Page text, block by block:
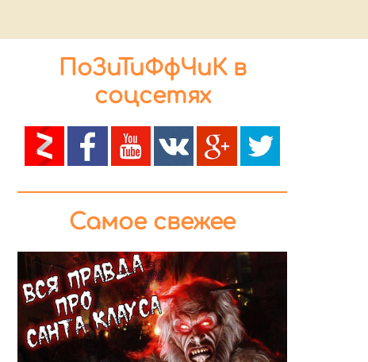
ПоЗиТиФфЧиК в
соцсетях
Самое свежее